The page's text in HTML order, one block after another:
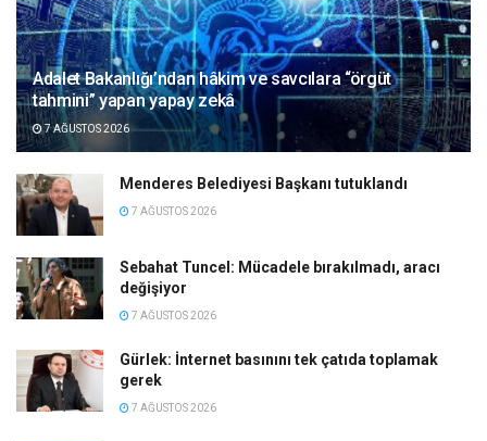
Adalet Bakanlığı’ndan hâkim ve savcılara “örgüt
tahmini” yapan yapay zekâ
7 AĞUSTOS 2026
Menderes Belediyesi Başkanı tutuklandı
7 AĞUSTOS 2026
Sebahat Tuncel: Mücadele bırakılmadı, aracı
değişiyor
7 AĞUSTOS 2026
Gürlek: İnternet basınını tek çatıda toplamak
gerek
7 AĞUSTOS 2026